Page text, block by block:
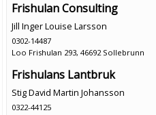
Frishulan Consulting
Jill Inger Louise Larsson
0302-14487
Loo Frishulan 293, 46692 Sollebrunn
Frishulans Lantbruk
Stig David Martin Johansson
0322-44125